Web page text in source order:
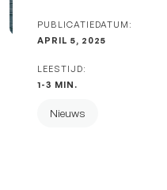
PUBLICATIEDATUM:
APRIL 5, 2025
LEESTIJD:
1-3 MIN.
Nieuws